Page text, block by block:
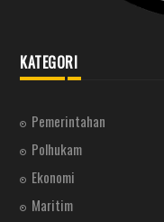
KATEGORI
Pemerintahan
Polhukam
Ekonomi
Maritim